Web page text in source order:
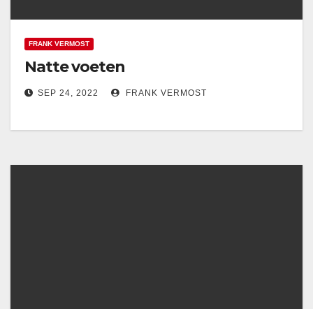
FRANK VERMOST
Natte voeten
SEP 24, 2022 FRANK VERMOST